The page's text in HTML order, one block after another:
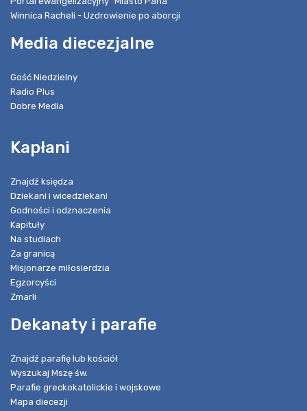
Winnica Racheli - Uzdrowienie po aborcji
Media diecezjalne
Gość Niedzielny
Radio Plus
Dobre Media
Kapłani
Znajdź księdza
Dziekani i wicedziekani
Godności i odznaczenia
Kapituły
Na studiach
Za granicą
Misjonarze miłosierdzia
Egzorcyści
Zmarli
Dekanaty i parafie
Znajdź parafię lub kościół
Wyszukaj Mszę św.
Parafie greckokatolickie i wojskowe
Mapa diecezji